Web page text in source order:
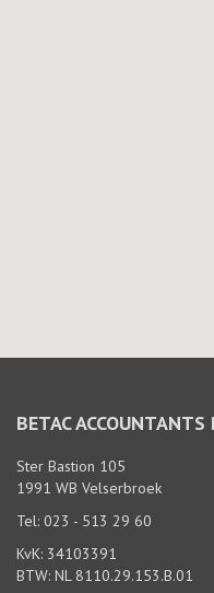
BETAC
Ster Bastion 105
1991 WB Velserbroek
Tel: 023 - 513 29 60
KvK: 34103391
BTW: NL 8110.29.153.B.01